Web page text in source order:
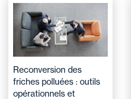
Reconversion des
friches polluées : outils
opérationnels et